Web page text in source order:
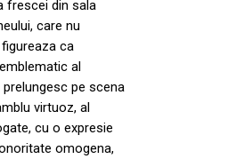
frescei din sala
care nu
ca
al
pe scena
virtuoz, al
cu o expresie
omogena,